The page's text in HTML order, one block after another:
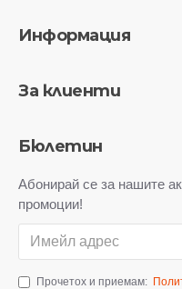
Информация
За клиенти
Бюлетин
Абонирай се за нашите
промоции!
Прочетох и приемам: